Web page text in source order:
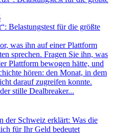
Belastungstest für die größte
was ihn auf einer Plattform
sprechen. Fragen Sie ihn, was
Plattform bewogen hätte, und
hören: den Monat, in dem
darauf zugreifen konnte.
stille Dealbreaker...